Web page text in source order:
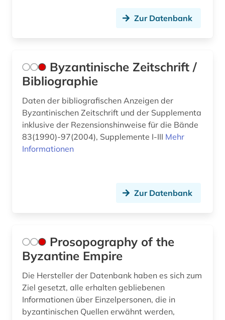
Zur Datenbank
Byzantinische Zeitschrift /
Bibliographie
Daten der bibliografischen Anzeigen der
Byzantinischen Zeitschrift und der Supplementa
inklusive der Rezensionshinweise für die Bände
83(1990)-97(2004), Supplemente I-III Mehr
Informationen
Zur Datenbank
Prosopography of the
Byzantine Empire
Die Hersteller der Datenbank haben es sich zum
Ziel gesetzt, alle erhalten gebliebenen
Informationen über Einzelpersonen, die in
byzantinischen Quellen erwähnt werden,